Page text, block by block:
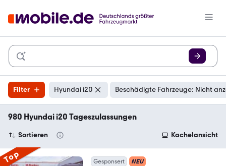
Filter Hyundai i20 Beschädigte Fahrzeuge: Nicht
980 Hyundai i20 Tageszulassungen
Sortieren Kachelansicht
Top Gesponsert NEU